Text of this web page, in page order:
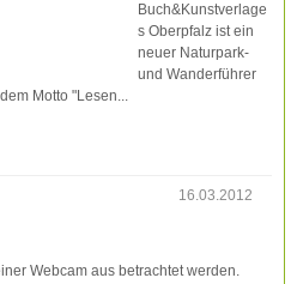
Buch&Kunstverlage
s Oberpfalz ist ein
neuer Naturpark-
und Wanderführer
Motto "Lesen...
16.03.2012
Webcam aus betrachtet werden.